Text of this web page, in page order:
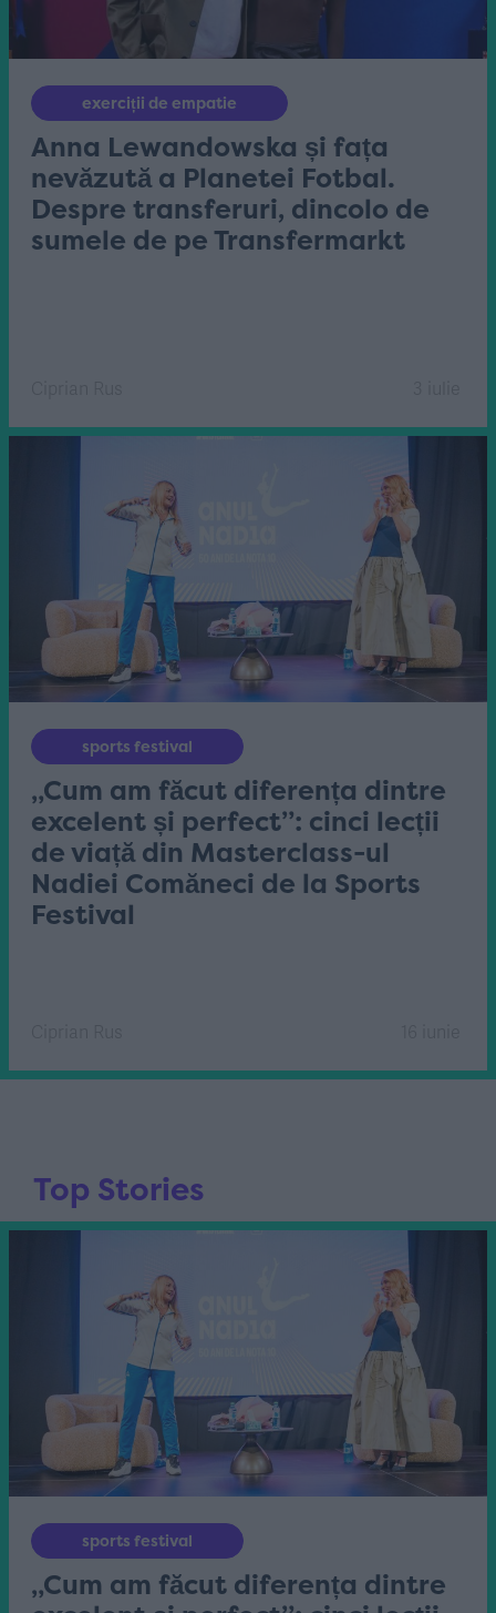
exerciții de empatie
Anna Lewandowska și fața
nevăzută a Planetei Fotbal.
Despre transferuri, dincolo de
sumele de pe Transfermarkt
sports festival
„Cum am făcut diferența dintre
excelent și perfect”: cinci lecții
de viață din Masterclass-ul
Nadiei Comăneci de la Sports
Festival
Top Stories
sports festival
„Cum am făcut diferența dintre